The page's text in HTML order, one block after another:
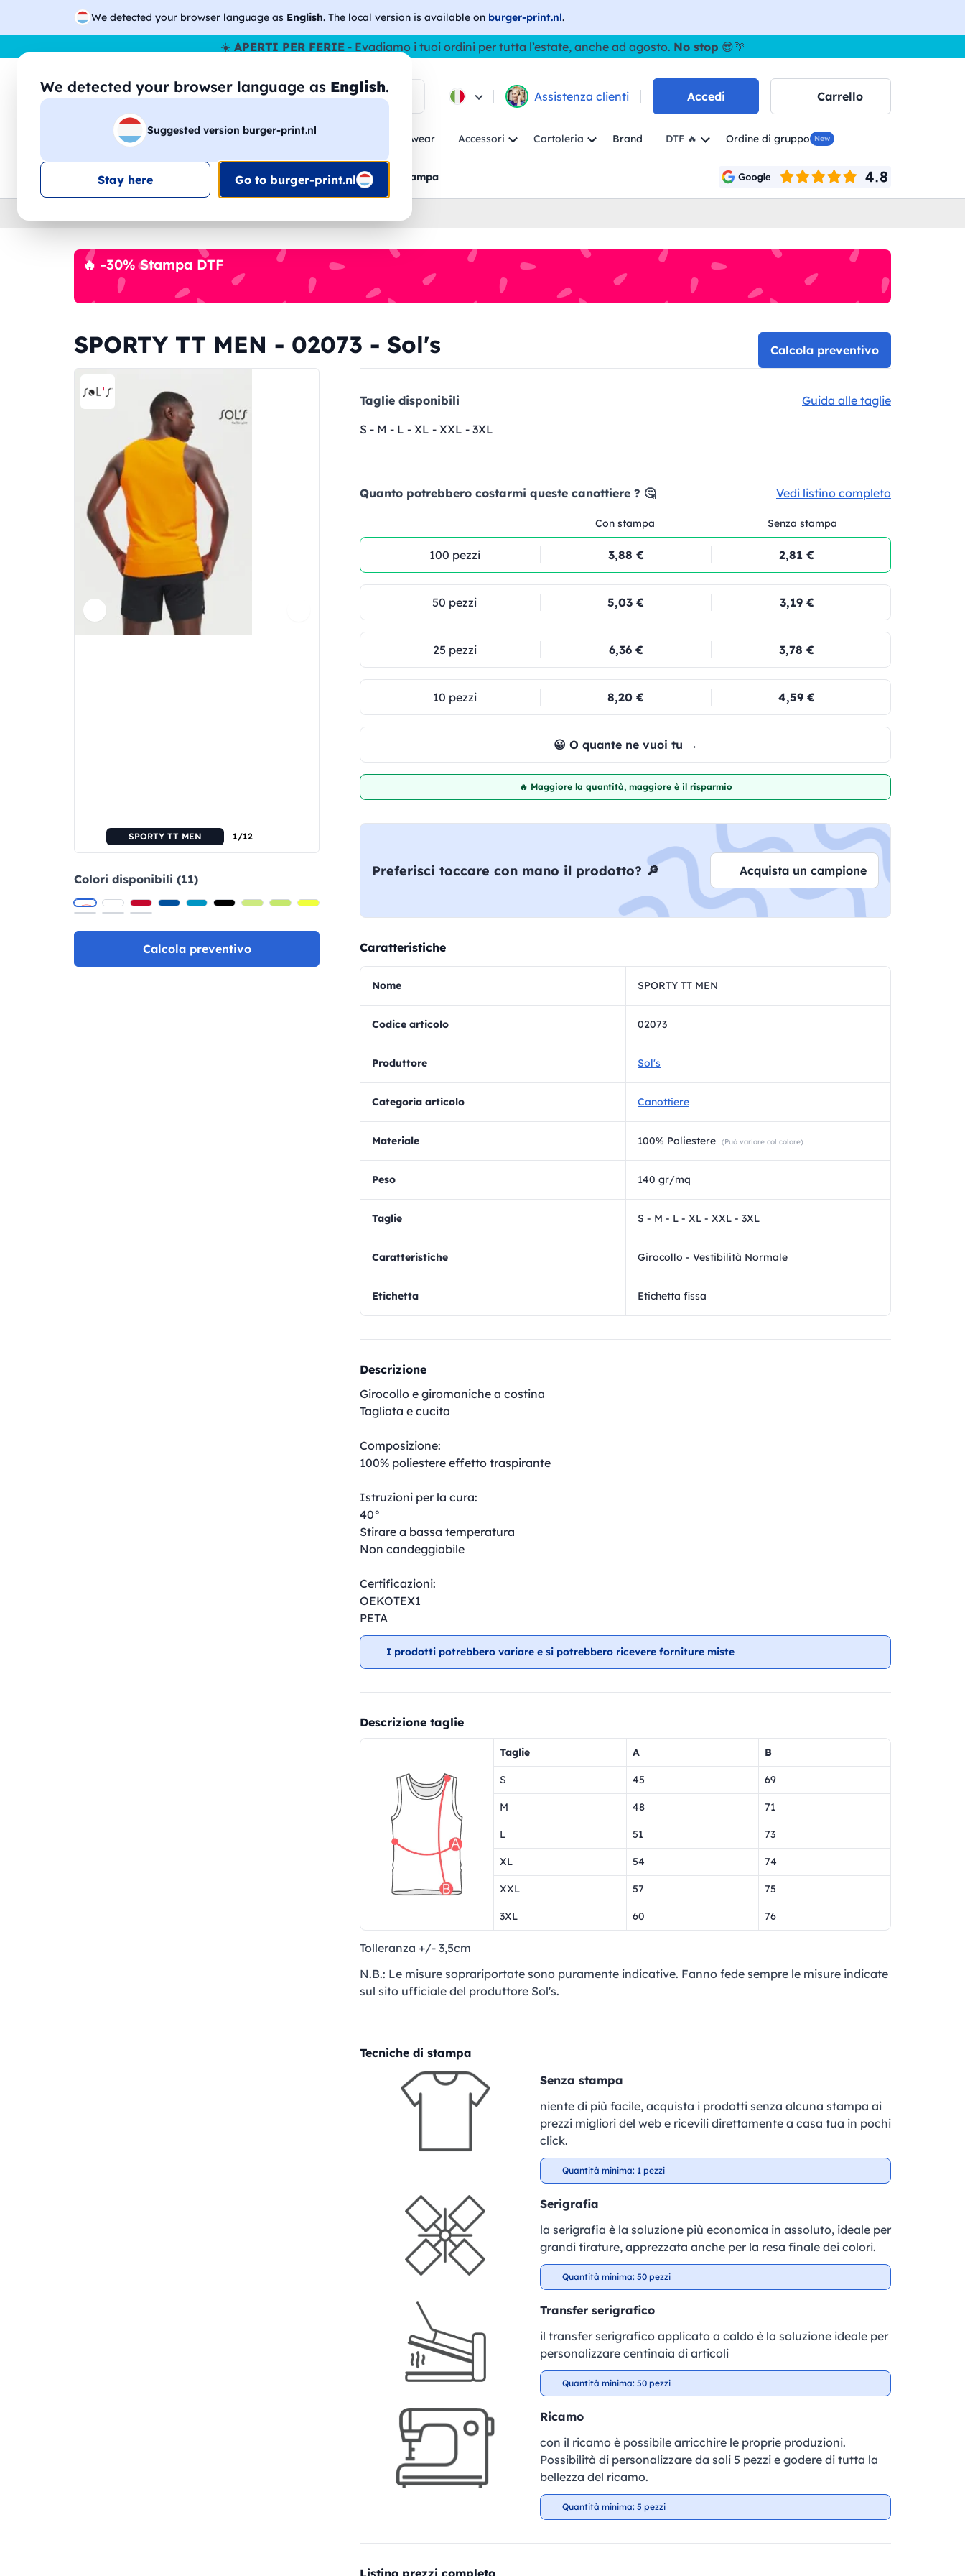
We detected your browser language as English. The local version is available on burger-print.nl.
We detected your browser language as English.
Suggested version burger-print.nl
Stay here Go to burger-print.nl
☀️ APERTI PER FERIE- Evadiamo i tuoi ordini per tutta l’estate, anche ad agosto. No stop 😎🌴
🔎 Cerca tra i prodotti Assistenza clienti Accedi Carrello
Magliette Felpe Uomo Donna Workwear Accessori Cartoleria Brand DTF 🔥 Ordine di gruppo New
Consegna gratis Sconti quantitàAssistenza clientiBozzetti pre-stampa
🔥 -30% Stampa DTF
SPORTY TT MEN - 02073 - Sol's Calcola preventivo
SPORTY TT MEN 1/12
Colori disponibili (11)
Calcola preventivo
Taglie disponibili
Guida alle taglie
S - M - L - XL - XXL - 3XL
Quanto potrebbero costarmi queste canottiere ? 🤔 Vedi listino completo
Con stampa Senza stampa
100 pezzi 3,88 € 2,81 €
50 pezzi 5,03 € 3,19 €
25 pezzi 6,36 € 3,78 €
10 pezzi 8,20 € 4,59 €
😀 O quante ne vuoi tu →
🔥 Maggiore la quantità, maggiore è il risparmio
Preferisci toccare con mano il prodotto? 🔎 Acquista un campione
Caratteristiche
Nome SPORTY TT MEN
Codice articolo 02073
Produttore Sol's
Categoria articolo Canottiere
materiale 100% Poliestere (Può variare col colore)
Peso 140 gr/mq
Taglie S - M - L - XL - XXL - 3XL
Caratteristiche Girocollo - Vestibilità Normale
Etichetta Etichetta fissa
Descrizione
Girocollo e giromaniche a costina
Tagliata e cucita
Composizione:
100% poliestere effetto traspirante
Istruzioni per la cura:
40°
Stirare a bassa temperatura
Non candeggiabile
Certificazioni:
OEKOTEX1
PETA
I prodotti potrebbero variare e si potrebbero ricevere forniture miste
Descrizione taglie
Taglie A B
S 45 69
M 48 71
L 51 73
XL 54 74
XXL 57 75
3XL 60 76
Tolleranza +/- 3,5cm
N.B.: Le misure soprariportate sono puramente indicative. Fanno fede sempre le misure indicate
sul sito ufficiale del produttore Sol's.
Tecniche di stampa
Senza stampa
niente di più facile, acquista i prodotti senza alcuna stampa ai
prezzi migliori del web e ricevili direttamente a casa tua in pochi
click.
Quantità minima: 1 pezzi
Serigrafia
la serigrafia è la soluzione più economica in assoluto, ideale per
grandi tirature, apprezzata anche per la resa finale dei colori.
Quantità minima: 50 pezzi
Transfer serigrafico
il transfer serigrafico applicato a caldo è la soluzione ideale per
personalizzare centinaia di articoli
Quantità minima: 50 pezzi
Ricamo
con il ricamo è possibile arricchire le proprie produzioni.
Possibilità di personalizzare da soli 5 pezzi e godere di tutta la
bellezza del ricamo.
Quantità minima: 5 pezzi
Listino prezzi completo